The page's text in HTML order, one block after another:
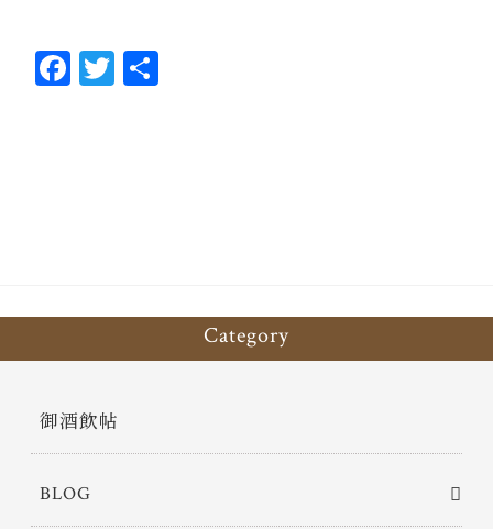
Fa T
Category
御酒飲帖
BLOG